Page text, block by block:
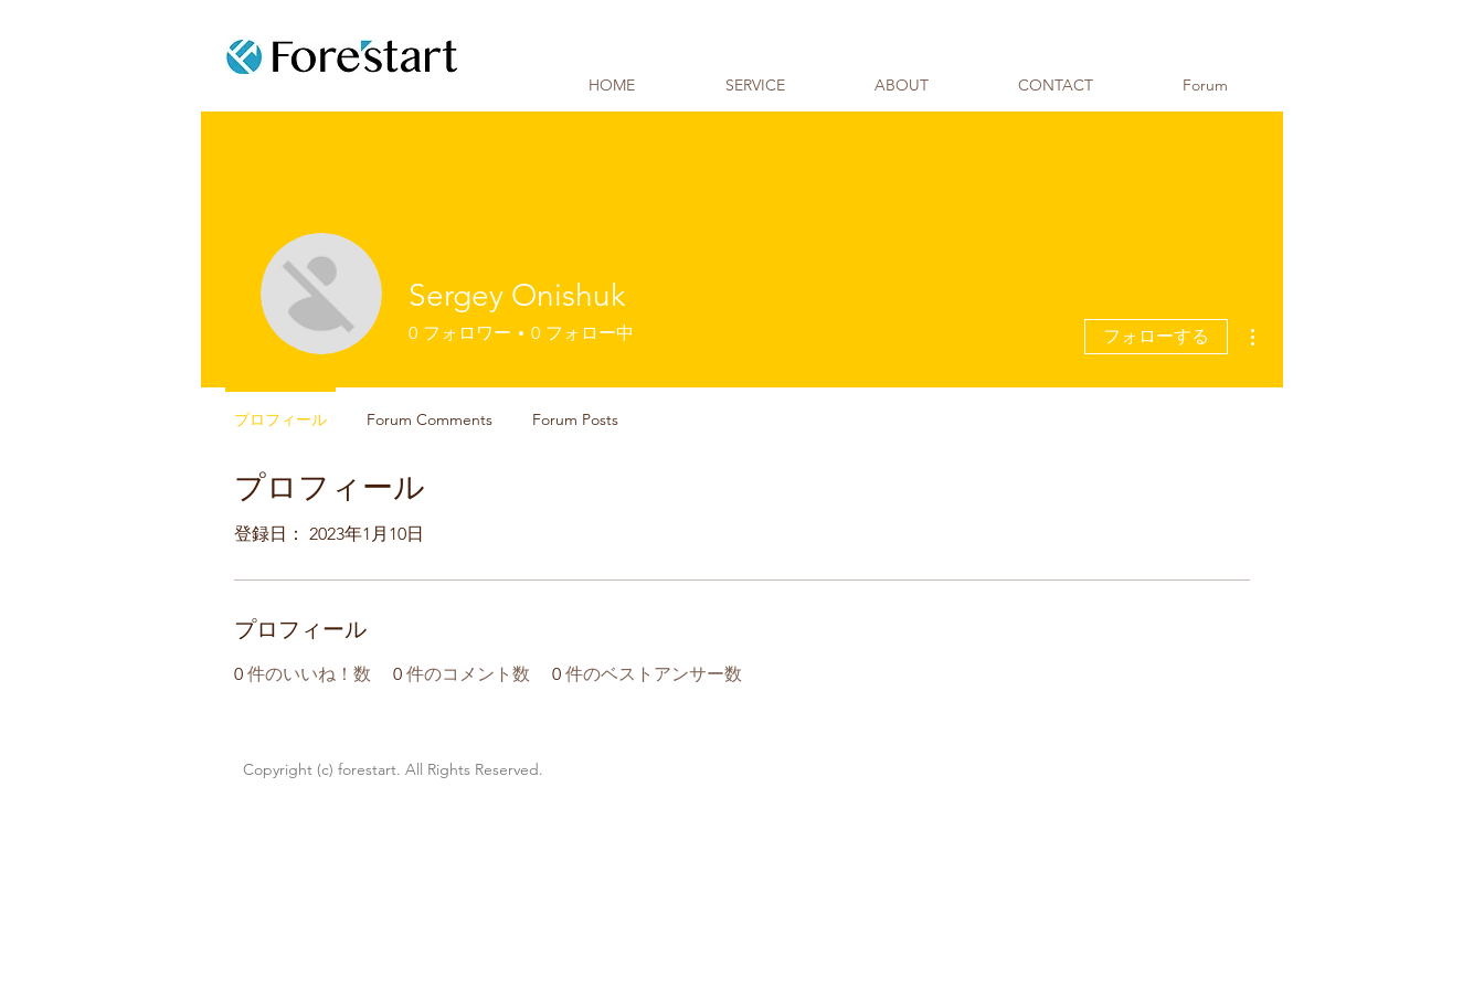
HOME SERVICE ABOUT CONTACT Forum
プロフィール
登録日： 2023年1月10日
プロフィール
0 件のいいね！数 0 件のコメント数 0 件のベストアンサー数
Sergey Onishuk
0 フォロワー 0 フォロー中 フォローする
プロフィール Forum Comments Forum Posts
Copyright (c) forestart. All Rights Reserved.